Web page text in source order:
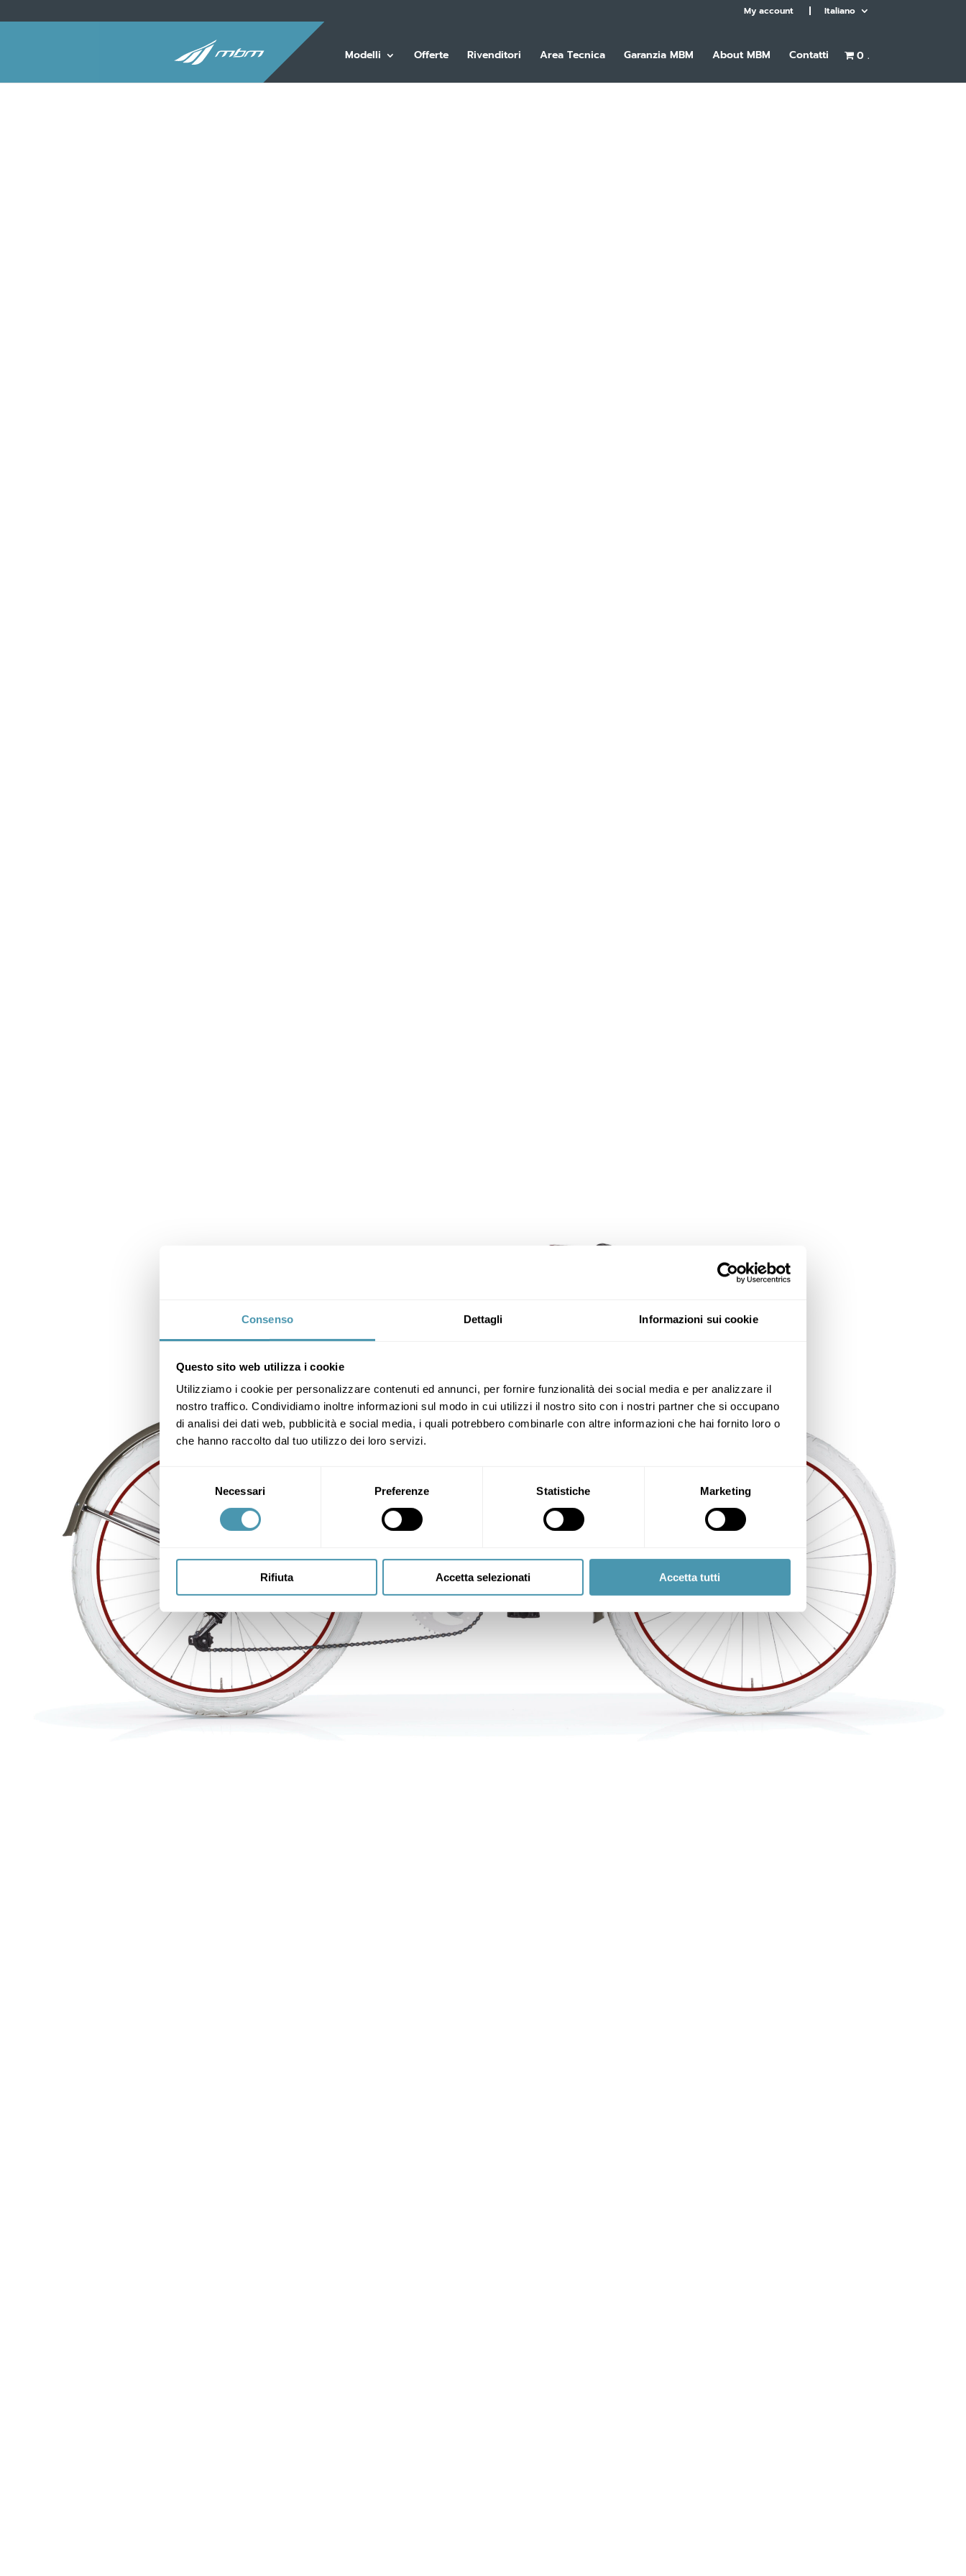
Consenso Dettagli Informazioni sui cookie
Questo sito web utilizza i cookie
Utilizziamo i cookie per personalizzare contenuti ed annunci, per fornire funzionalità dei social media e per analizzare il
nostro traffico. Condividiamo inoltre informazioni sul modo in cui utilizzi il nostro sito con i nostri partner che si occupano
di analisi dei dati web, pubblicità e social media, i quali potrebbero combinarle con altre informazioni che hai fornito loro o
che hanno raccolto dal tuo utilizzo dei loro servizi.
consenso
Necessari Preferenze Statistiche Marketing
Rifiuta Accetta selezionati Accetta tutti
My account Italiano
Modelli Offerte Rivenditori Area Tecnica Garanzia MBM About MBM Contatti 0 .